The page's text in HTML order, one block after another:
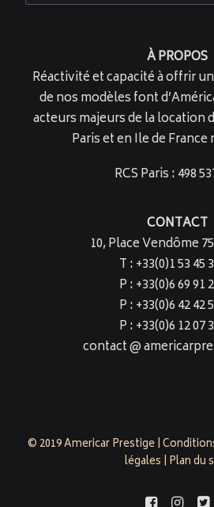
À PROPOS
Réactivité et capacité à offrir
de nos modèles font
acteurs majeurs de la location
Paris et en Ile de
RCS Paris : 498
CONTACT
10, Place Vendôme
T : +33(0)1 53 45
P : +33(0)6 69 91
P : +33(0)6 42 42
P : +33(0)6 12 07
contact @
© 2019 Americar Prestige |
légales | Plan du